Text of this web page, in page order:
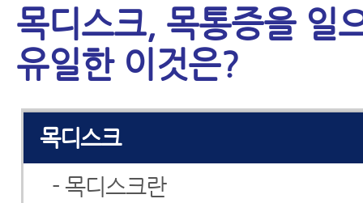
목디스크, 목통증을 일
유일한 이것은?
목디스크
- 목디스크란